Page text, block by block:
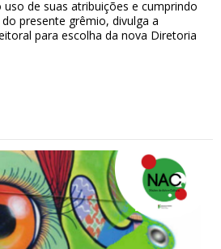
de suas atribuições e cumprindo
presente grêmio, divulga a
para escolha da nova Diretoria